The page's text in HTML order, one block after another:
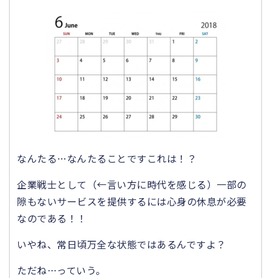
なんたる…なんたることですこれは！？
企業戦士として（←言い方に時代を感じる）一部の
隙もないサービスを提供するには心身の休息が必要
なのである！！
いやね、常日頃万全な状態ではあるんですよ？
ただね…っていう。